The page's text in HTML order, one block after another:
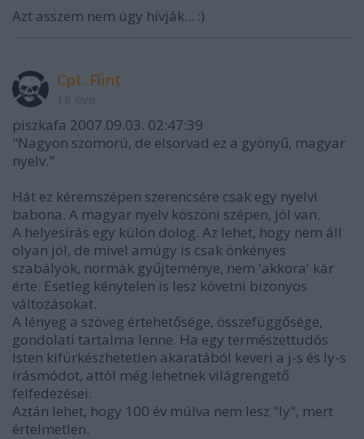
Azt asszem nem úgy hívják... :)
Cpt. Flint
piszkafa 2007.09.03. 02:47:39
"Nagyon szomorú, de elsorvad ez a gyönyű, magyar
nyelv."
Hát ez kéremszépen szerencsére csak egy nyelvi
babona. A magyar nyelv köszöni szépen, jól van.
A helyesírás egy külön dolog. Az lehet, hogy nem áll
olyan jól, de mivel amúgy is csak önkényes
szabályok, normák gyűjteménye, nem 'akkora' kár
érte. Esetleg kénytelen is lesz követni bizonyos
változásokat.
A lényeg a szöveg értehetősége, összefüggősége,
gondolati tartalma lenne. Ha egy természettudós
Isten kifürkészhetetlen akaratából keveri a j-s és ly-s
írásmódot, attól még lehetnek világrengető
felfedezései.
Aztán lehet, hogy 100 év múlva nem lesz "ly", mert
értelmetlen.